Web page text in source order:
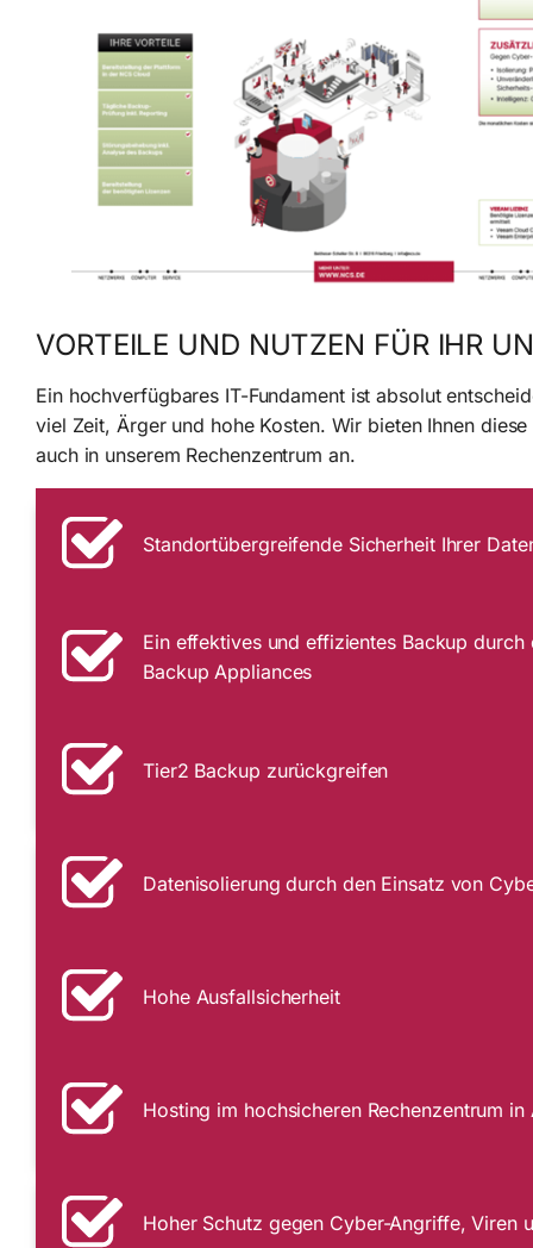
VORTEILE UND NUTZEN FÜR IHR
Ein hochverfügbares IT-Fundament ist absolut
viel Zeit, Ärger und hohe Kosten. Wir bieten Ihnen
auch in unserem Rechenzentrum an.
Standortübergreifende Sicherheit Ihrer
Ein effektives und effizientes Backup durch
Backup Appliances
Tier2 Backup zurückgreifen
Datenisolierung durch den Einsatz von
Hohe Ausfallsicherheit
Hosting im hochsicheren Rechenzentrum in
Hoher Schutz gegen Cyber-Angriffe, Viren